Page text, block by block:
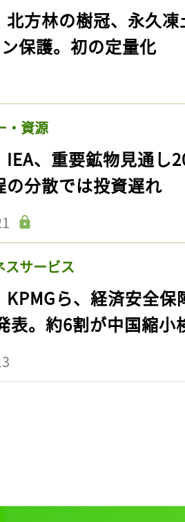
北方林の樹冠、永久
保護。初の定量化
・資源
IEA、重要鉱物見通
の分散では投資遅れ
スサービス
KPMGら、経済安全
表。約6割が中国縮小